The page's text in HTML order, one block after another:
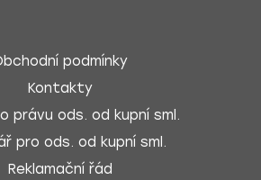
podmínky
Kontakty
právu ods. od kupní sml.
pro ods. od kupní sml.
Reklamační řád